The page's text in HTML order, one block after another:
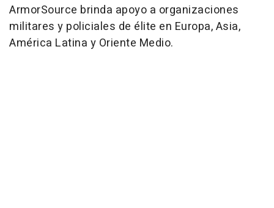
ArmorSource brinda apoyo a organizaciones
militares y policiales de élite en Europa, Asia,
América Latina y Oriente Medio.